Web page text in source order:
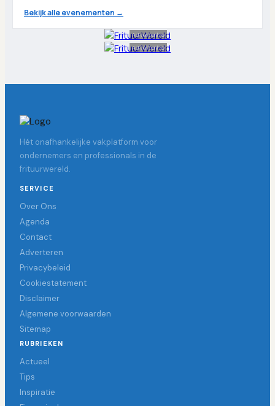
Bekijk alle evenementen →
Advertentie
Advertentie
Hét onafhankelijke vakplatform voor
ondernemers en professionals in de
frituurwereld.
SERVICE
Over Ons
Agenda
Contact
Adverteren
Privacybeleid
Cookiestatement
Disclaimer
Algemene voorwaarden
Sitemap
RUBRIEKEN
Actueel
Tips
Inspiratie